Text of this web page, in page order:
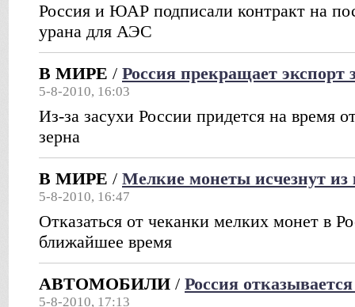
Россия и ЮАР подписали контракт на
урана для АЭС
В МИРЕ / Россия прекращает экспорт
5-8-2010, 16:03
Из-за засухи России придется на время
зерна
В МИРЕ / Мелкие монеты исчезнут из
5-8-2010, 16:47
Отказаться от чеканки мелких монет в
ближайшее время
АВТОМОБИЛИ / Россия
5-8-2010, 17:13